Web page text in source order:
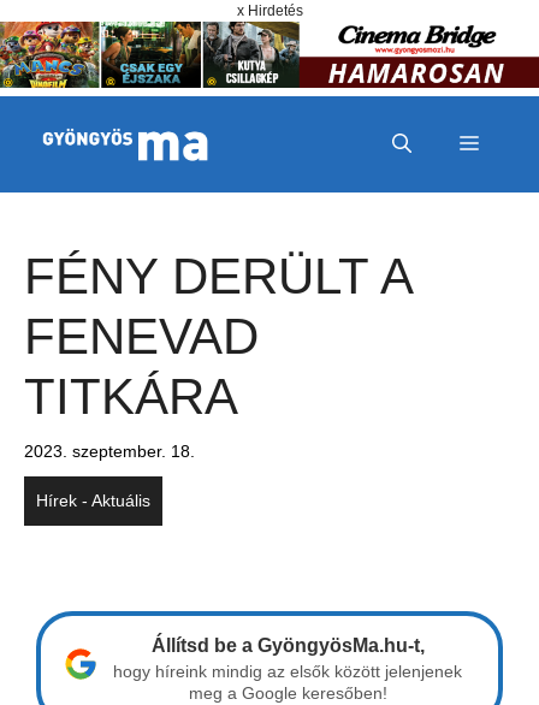
x Hirdetés
MENÜ
FÉNY DERÜLT A
FENEVAD
TITKÁRA
2023. szeptember. 18.
Hírek - Aktuális
Állítsd be a GyöngyösMa.hu-t,
hogy híreink mindig az elsők között jelenjenek
meg a Google keresőben!